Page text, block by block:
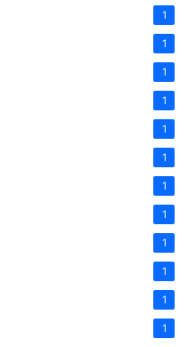
1
1
1
1
1
1
1
1
1
1
1
1